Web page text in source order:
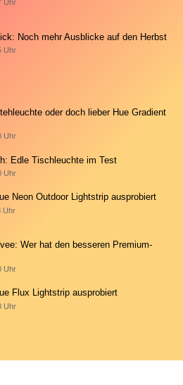
Uhr
Noch mehr Ausblicke auf den Herbst
Uhr
oder doch lieber Hue Gradient
Uhr
Edle Tischleuchte im Test
Uhr
Neon Outdoor Lightstrip ausprobiert
Uhr
Wer hat den besseren Premium-
Uhr
Flux Lightstrip ausprobiert
Uhr